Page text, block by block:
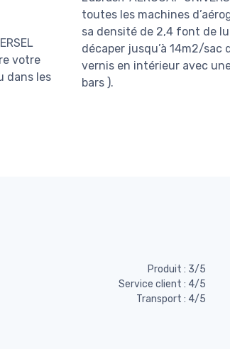
votre
dans les
toutes les machines
sa densité de 2,4 font de
décaper jusqu’à 14m2/
vernis en intérieur avec
bars ).
Produit : 3/5
Service client : 4/5
Transport : 4/5